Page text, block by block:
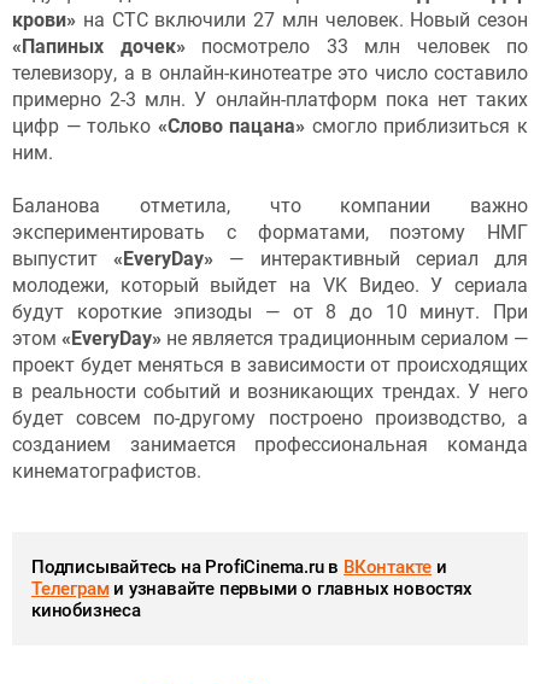
крови» на СТС включили 27 млн человек. Новый сезон
«Папиных дочек»
посмотрело 33 млн человек по
телевизору, а в онлайн-кинотеатре это число составило
примерно 2-3 млн. У онлайн-платформ пока нет таких
цифр — только «Слово пацана» смогло приблизиться к
ним.
Баланова отметила, что компании важно
экспериментировать с форматами, поэтому НМГ
выпустит«EveryDay» — интерактивный сериал для
молодежи, который выйдет на VK Видео. У сериала
будут короткие эпизоды — от 8 до 10 минут. При
этом «EveryDay» не является традиционным сериалом —
проект будет меняться в зависимости от происходящих
в реальности событий и возникающих трендах. У него
будет совсем по-другому построено производство, а
созданием занимается профессиональная команда
кинематографистов.
Подписывайтесь на ProfiCinema.ru в ВКонтакте и
Телеграми узнавайте первыми о главных новостях
кинобизнеса